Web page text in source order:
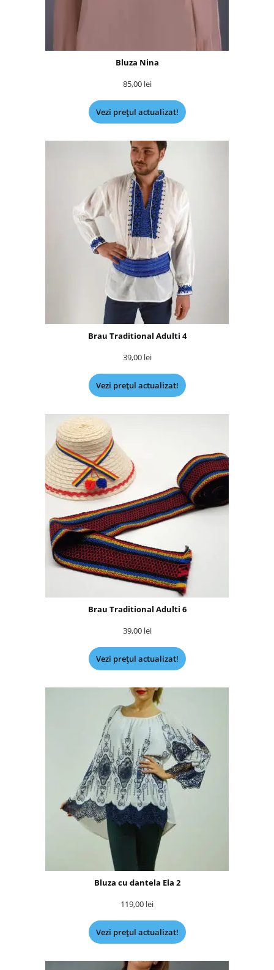
Bluza Nina
85,00 lei
Vezi prețul actualizat!
Brau Traditional Adulti 4
39,00 lei
Vezi prețul actualizat!
Brau Traditional Adulti 6
39,00 lei
Vezi prețul actualizat!
Bluza cu dantela Ela 2
119,00 lei
Vezi prețul actualizat!